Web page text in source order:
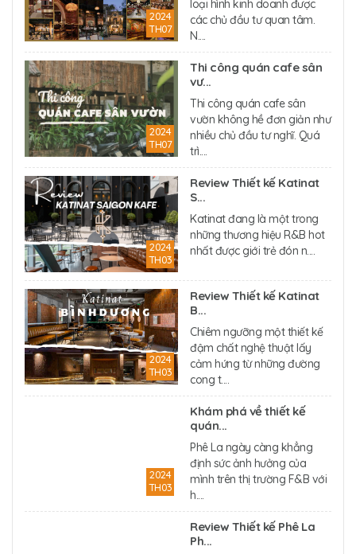
2024
TH07
loại hình kinh doanh được
các chủ đầu tư quan tâm.
N....
2024
TH07
Thi công quán cafe sân
vư...
Thi công quán cafe sân
vườn không hề đơn giản như
nhiều chủ đầu tư nghĩ. Quá
trì....
2024
TH03
Review Thiết kế Katinat
S...
Katinat đang là một trong
những thương hiệu R&B hot
nhất được giới trẻ đón n....
2024
TH03
Review Thiết kế Katinat
B...
Chiêm ngưỡng một thiết kế
đậm chất nghệ thuật lấy
cảm hứng từ những đường
cong t....
2024
TH03
Khám phá về thiết kế
quán...
Phê La ngày càng khẳng
định sức ảnh hưởng của
mình trên thị trường F&B với
h....
Review Thiết kế Phê La
Ph...